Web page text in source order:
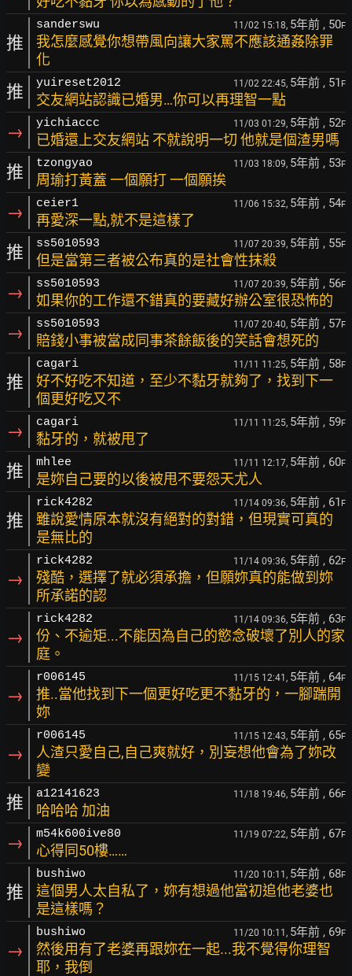
推
sanderswu 11/02 15:18, 5年前 , 50F
我怎麼感覺你想帶風向讓大家罵不應該通姦除罪
化
推 yuireset2012 11/02 22:45, 5年前 , 51 F
交友網站認識已婚男…你可以再理智一點
→ yichiaccc 11/03 01:29, 5年前 , 52F
已婚還上交友網站 不就說明一切 他就是個渣男嗎
推 tzongyao 11/03 18:09, 5年前 , 53F
周瑜打黃蓋 一個願打 一個願挨
→ ceier1 11/06 15:32, 5年前 , 54F
再愛深一點,就不是這樣了
推 ss5010593 11/07 20:39, 5年前 , 55F
但是當第三者被公布真的是社會性抹殺
→ ss5010593 11/07 20:39, 5年前 , 56F
如果你的工作還不錯真的要藏好辦公室很恐怖的
→ ss5010593 11/07 20:40, 5年前 , 57F
賠錢小事被當成同事茶餘飯後的笑話會想死的
推
cagari 11/11 11:25, 5年前 , 58F
好不好吃不知道，至少不黏牙就夠了，找到下一
個更好吃又不
→ cagari 11/11 11:25, 5年前 , 59F
黏牙的，就被甩了
推 mhlee 11/11 12:17, 5年前 , 60F
是妳自己要的以後被甩不要怨天尤人
推
rick4282 11/14 09:36, 5年前 , 61 F
雖說愛情原本就沒有絕對的對錯，但現實可真的
是無比的
→
rick4282 11/14 09:36, 5年前 , 62F
殘酷，選擇了就必須承擔，但願妳真的能做到妳
所承諾的認
→
rick4282 11/14 09:36, 5年前 , 63F
份、不逾矩...不能因為自己的慾念破壞了別人的家
庭。
→
r006145 11/15 12:41, 5年前 , 64F
推..當他找到下一個更好吃更不黏牙的，一腳踹開
妳
→
r006145 11/15 12:43, 5年前 , 65F
人渣只愛自己,自己爽就好，別妄想他會為了妳改
變
推 a12141623 11/18 19:46, 5年前 , 66F
哈哈哈 加油
→ m54k600ive80 11/19 07:22, 5年前 , 67F
心得同50樓……
推
bushiwo 11/20 10:11, 5年前 , 68F
這個男人太自私了，妳有想過他當初追他老婆也
是這樣嗎？
→
bushiwo 11/20 10:11, 5年前 , 69F
然後用有了老婆再跟妳在一起...我不覺得你理智
耶，我倒